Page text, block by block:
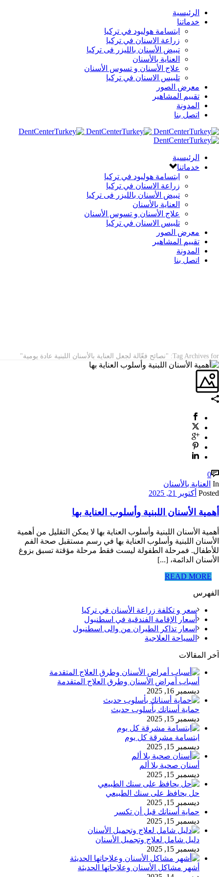
الرئيسية
خدماتنا
ابتسامة هوليود في تركيا
زراعة الاسنان في تركيا
تبيض الأسنان بالليزر فى تركيا
العناية بالأسنان
علاج الأسنان و تسوس الأسنان
تلبيس الاسنان في تركيا
معرض الصور
تقييم المشاهير
المدونة
اتصل بنا
الرئيسية
خدماتنا
ابتسامة هوليود في تركيا
زراعة الاسنان في تركيا
تبيض الأسنان بالليزر فى تركيا
العناية بالأسنان
علاج الأسنان و تسوس الأسنان
تلبيس الاسنان في تركيا
معرض الصور
تقييم المشاهير
المدونة
اتصل بنا
Tag Archives for: "نصائح فعّالة لجعل العناية بالأسنان اللبنية عادة يومية"
0
In العناية بالأسنان
Posted أكتوبر 21, 2025
أهمية الأسنان اللبنية وأسلوب العناية بها
أهمية الأسنان اللبنية وأسلوب العناية بها لا يمكن التقليل من أهمية
الأسنان اللبنية وأسلوب العناية بها في رسم مستقبل صحة الفم
للأطفال. فمرحلة الطفولة ليست فقط مرحلة مؤقتة تسبق بزوغ
الأسنان الدائمة، [...]
READ MORE
الفهرس
سعر و تكلفة زراعة الأسنان في تركيا
أسعار الإقامة الفندقية في اسطنبول
اسعار تذاكر الطيران من والى اسطنبول
السياحة العلاجية
آخر المقالات
أسباب أمراض الأسنان وطرق العلاج المتقدمة
ديسمبر 16, 2025
حماية أسنانك بأسلوب حديث
ديسمبر 15, 2025
ابتسامة مشرقة كل يوم
ديسمبر 15, 2025
أسنان صحية بلا ألم
ديسمبر 15, 2025
حل يحافظ على سنك الطبيعي
ديسمبر 15, 2025
حماية أسنانك قبل أن تكسر
ديسمبر 15, 2025
دليل شامل لعلاج وتجميل الأسنان
ديسمبر 15, 2025
أشهر مشاكل الأسنان وعلاجاتها الحديثة